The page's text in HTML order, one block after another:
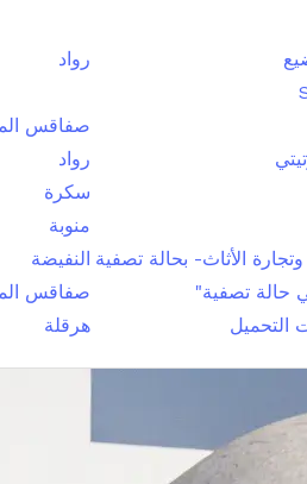
رواد
صفاقس
رواد
سكرة
منوبة
الأثاث- بحالة تصفية النفيضة
حالة تصفية"
صفاقس
التحميل
هرقلة